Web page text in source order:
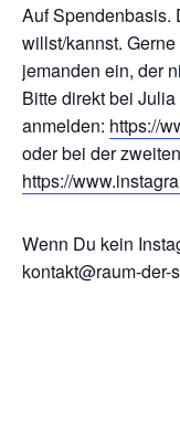
Auf Spendenbasis.
willst/kannst.
jemanden ein, der
Bitte direkt bei Julia
anmelden: https://
oder bei der
https://
Wenn Du kein
kontakt@raum-